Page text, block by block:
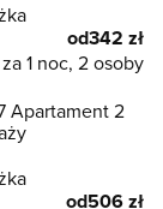
od342 zł
za 1 noc, 2 osoby
Apartament 2
od506 zł